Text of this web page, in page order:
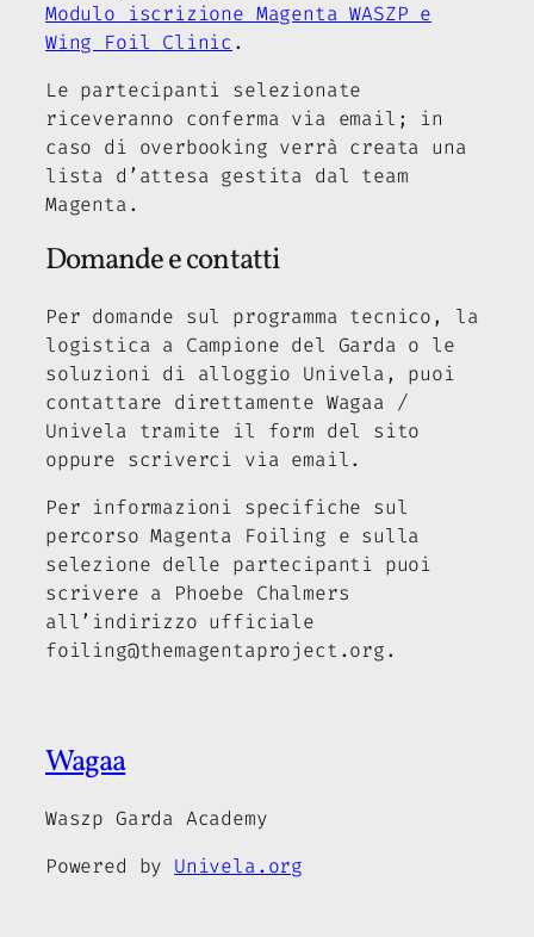
Modulo iscrizione Magenta WASZP e
Wing Foil Clinic .
Le partecipanti selezionate
riceveranno conferma via email; in
caso di overbooking verrà creata una
lista d’attesa gestita dal team
Magenta.
Domande e contatti
Per domande sul programma tecnico, la
logistica a Campione del Garda o le
soluzioni di alloggio Univela, puoi
contattare direttamente Wagaa /
Univela tramite il form del sito
oppure scriverci via email.
Per informazioni specifiche sul
percorso Magenta Foiling e sulla
selezione delle partecipanti puoi
scrivere a Phoebe Chalmers
all’indirizzo ufficiale
foiling@themagentaproject.org.
Wagaa
Waszp Garda Academy
Powered by Univela.org